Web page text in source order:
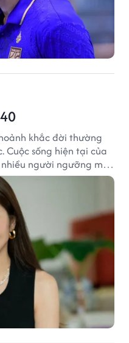
khắc đời thường
Cuộc sống hiện tại của
người ngưỡng mộ
đèn sân khấu.